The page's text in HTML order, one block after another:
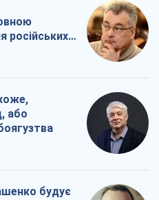
російських
або
будує